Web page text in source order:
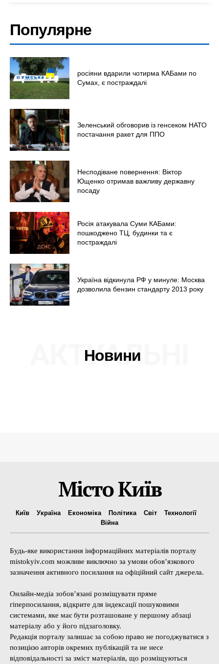
Популярне
росіяни вдарили чотирма КАБами по
Сумах, є постраждалі
Зеленський обговорив із генсеком НАТО
постачання ракет для ППО
Несподіване повернення: Віктор
Ющенко отримав важливу державну
посаду
Росія атакувала Суми КАБами:
пошкоджено ТЦ, будинки та є
постраждалі
Україна відкинула РФ у минуле: Москва
дозволила бензин стандарту 2013 року
Новини
АКТУАЛЬНІ
Місто Київ
Київ Україна Економіка Політика Світ
Технології
Війна
Будь-яке використання інформаційних матеріалів порталу
mistokyiv.com можливе виключно за умови обов’язкового
зазначення активного посилання на офіційний сайт джерела.
Онлайн-медіа зобов’язані розміщувати пряме
гіперпосилання, відкрите для індексації пошуковими
системами, яке має бути розташоване у першому абзаці
матеріалу або у його підзаголовку.
Редакція порталу залишає за собою право не погоджуватися з
позицією авторів окремих публікацій та не несе
відповідальності за зміст матеріалів, що розміщуються